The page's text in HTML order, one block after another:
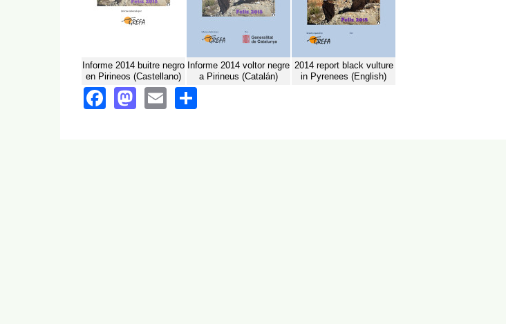
Informe 2014 buitre negro
en Pirineos (Castellano)
Informe 2014 voltor negre
a Pirineus (Catalán)
2014 report black vulture
in Pyrenees (English)
Facebook
Mastodon
Email